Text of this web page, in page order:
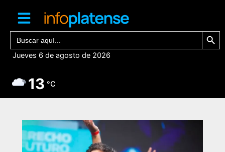
contenido
Buscar: Botón de
Jueves 6 de agosto de 2026
13 °C